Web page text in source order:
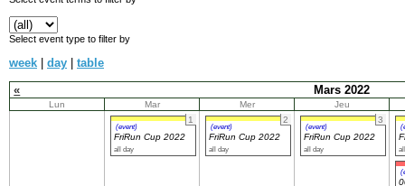
Ski Nordique
Courses à pieds
Athlétisme
Slalom In-Line
Caisse à savon
Coupe "Journal La Gruyère"
Select event type to filter by
week | day | table
«
Mars 2022
Lun Mar Mer
Jeu
1
(event)
FriRun Cup 2022
all day
2
(event)
FriRun Cup 2022
all day
3
(event)
FriRun Cup 2022
all day